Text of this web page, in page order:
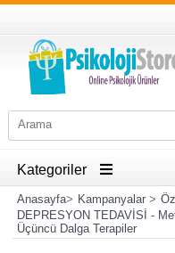
Kategoriler
Anasayfa> Kampanyalar>
DEPRESYON TEDAVİSİ -
Üçüncü Dalga Terapiler